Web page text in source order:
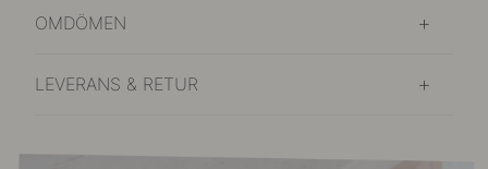
OMDÖMEN
LEVERANS & RETUR